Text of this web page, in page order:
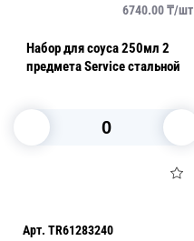
6740.00₸/шт
Набор для соуса 250мл 2
предмета Service стальной
Арт. TR61283240